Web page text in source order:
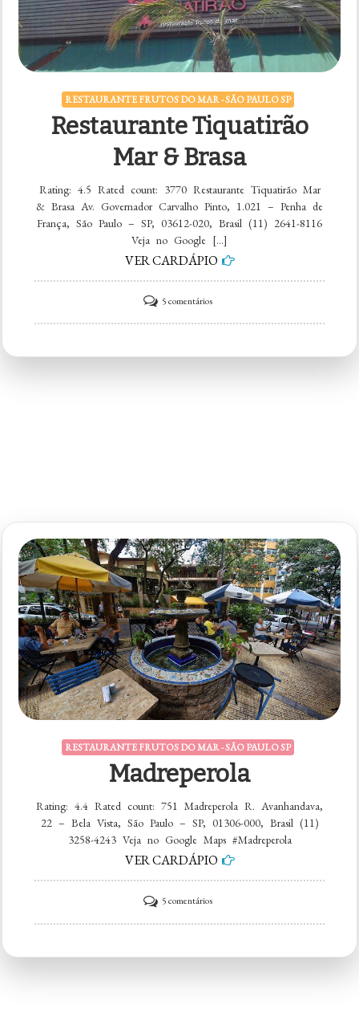
RESTAURANTE FRUTOS DO MAR - SÃO PAULO SP
Restaurante Tiquatirão
Mar & Brasa
Rating: 4.5 Rated count: 3770 Restaurante Tiquatirão Mar
& Brasa Av. Governador Carvalho Pinto, 1.021 – Penha de
França, São Paulo – SP, 03612-020, Brasil (11) 2641-8116
Veja no Google […]
VER CARDÁPIO
5 comentáriosem
Restaurante
RESTAURANTE FRUTOS DO MAR - SÃO PAULO SP
Madreperola
Rating: 4.4 Rated count: 751 Madreperola R. Avanhandava,
22 – Bela Vista, São Paulo – SP, 01306-000, Brasil (11)
3258-4243 Veja no Google Maps #Madreperola
VER CARDÁPIO
5 comentáriosem
Madreperola